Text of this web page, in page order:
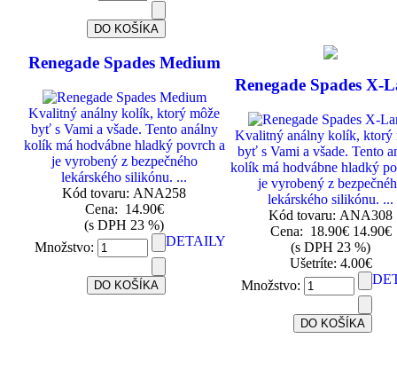
Renegade Spades Medium
Kvalitný análny kolík, ktorý môže
byť s Vami a všade. Tento análny
kolík má hodvábne hladký povrch a
je vyrobený z bezpečného
lekárského silikónu. ...
Kód tovaru: ANA258
Cena: 14.90€
(s DPH 23 %)
Množstvo:
DETAILY
Renegade Spades X-
Kvalitný análny kolík, ktorý
byť s Vami a všade. Tento
kolík má hodvábne hladký
je vyrobený z
lekárského silikónu. ...
Kód tovaru: ANA308
Cena: 18.90€ 14.90€
(s DPH 23 %)
Ušetríte: 4.00€
Množstvo: